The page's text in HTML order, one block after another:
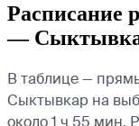
Расписание
—
В таблице —
Сыктывкар на
около 1 ч 55 мин.